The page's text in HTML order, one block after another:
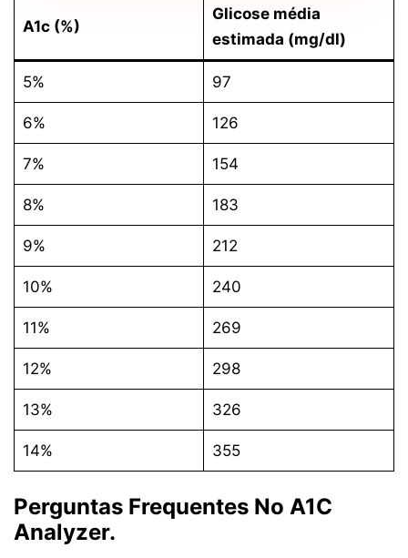
A1c (%)
Glicose média
estimada (mg/dl)
5% 97
6% 126
7% 154
8% 183
9% 212
10% 240
11% 269
12% 298
13% 326
14% 355
Perguntas Frequentes No A1C
Analyzer.